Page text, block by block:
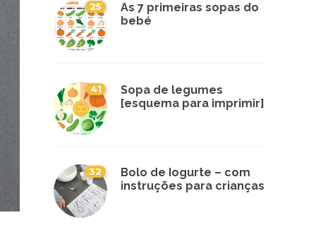
25
As 7 primeiras sopas do
bebé
41
Sopa de legumes
[esquema para imprimir]
32
Bolo de Iogurte – com
instruções para crianças